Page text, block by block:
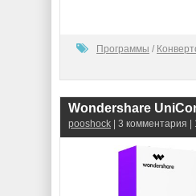
Программы /
pooshock | 3 комментария